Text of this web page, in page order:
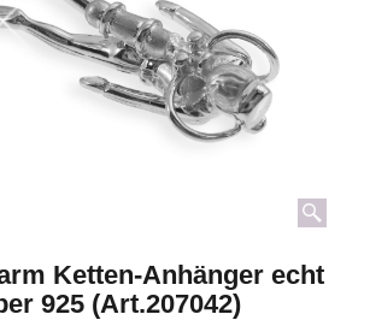
Ketten-Anhänger echt
925 (Art.207042)